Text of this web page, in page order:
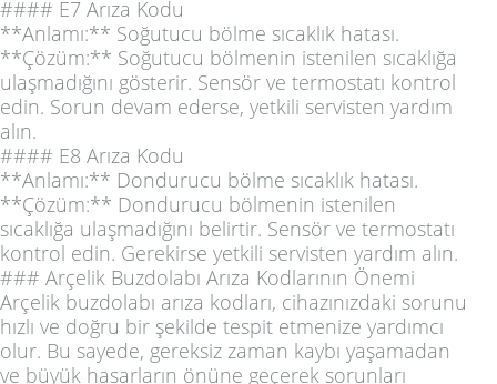
#### E7 Arıza Kodu
**Anlamı:** Soğutucu bölme sıcaklık hatası.
**Çözüm:** Soğutucu bölmenin istenilen sıcaklığa
ulaşmadığını gösterir. Sensör ve termostatı kontrol
edin. Sorun devam ederse, yetkili servisten yardım
alın.
#### E8 Arıza Kodu
**Anlamı:** Dondurucu bölme sıcaklık hatası.
**Çözüm:** Dondurucu bölmenin istenilen
sıcaklığa ulaşmadığını belirtir. Sensör ve termostatı
kontrol edin. Gerekirse yetkili servisten yardım alın.
### Arçelik Buzdolabı Arıza Kodlarının Önemi
Arçelik buzdolabı arıza kodları, cihazınızdaki sorunu
hızlı ve doğru bir şekilde tespit etmenize yardımcı
olur. Bu sayede, gereksiz zaman kaybı yaşamadan
ve büyük hasarların önüne geçerek sorunları